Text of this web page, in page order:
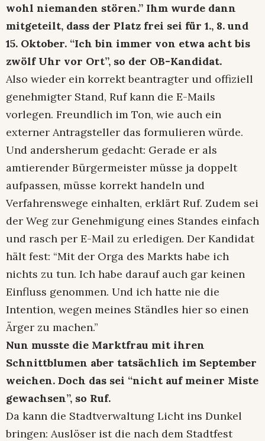
wohl niemanden stören.” Ihm wurde dann
mitgeteilt, dass der Platz frei sei für 1., 8. und
15. Oktober. “Ich bin immer von etwa acht bis
zwölf Uhr vor Ort”, so der OB-Kandidat.
Also wieder ein korrekt beantragter und offiziell
genehmigter Stand, Ruf kann die E-Mails
vorlegen. Freundlich im Ton, wie auch ein
externer Antragsteller das formulieren würde.
Und andersherum gedacht: Gerade er als
amtierender Bürgermeister müsse ja doppelt
aufpassen, müsse korrekt handeln und
Verfahrenswege einhalten, erklärt Ruf. Zudem sei
der Weg zur Genehmigung eines Standes einfach
und rasch per E-Mail zu erledigen. Der Kandidat
hält fest: “Mit der Orga des Markts habe ich
nichts zu tun. Ich habe darauf auch gar keinen
Einfluss genommen. Und ich hatte nie die
Intention, wegen meines Ständles hier so einen
Ärger zu machen.”
Nun musste die Marktfrau mit ihren
Schnittblumen aber tatsächlich im September
weichen. Doch das sei “nicht auf meiner Miste
gewachsen”, so Ruf.
Da kann die Stadtverwaltung Licht ins Dunkel
bringen: Auslöser ist die nach dem Stadtfest